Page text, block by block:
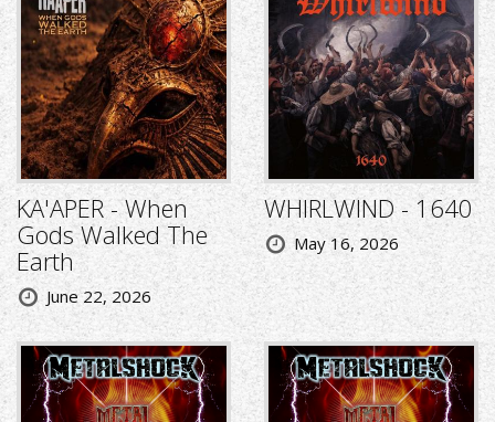
KA'APER - When
Gods Walked The
Earth
June 22, 2026
WHIRLWIND - 1640
May 16, 2026